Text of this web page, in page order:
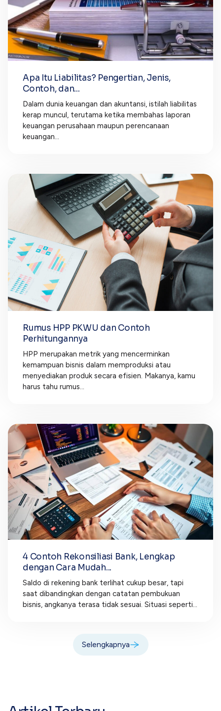
Apa Itu Liabilitas? Pengertian, Jenis,
Contoh, dan...
Dalam dunia keuangan dan akuntansi, istilah liabilitas
kerap muncul, terutama ketika membahas laporan
keuangan perusahaan maupun perencanaan
keuangan...
Rumus HPP PKWU dan Contoh
Perhitungannya
HPP merupakan metrik yang mencerminkan
kemampuan bisnis dalam memproduksi atau
menyediakan produk secara efisien. Makanya, kamu
harus tahu rumus...
4 Contoh Rekonsiliasi Bank, Lengkap
dengan Cara Mudah...
Saldo di rekening bank terlihat cukup besar, tapi
saat dibandingkan dengan catatan pembukuan
bisnis, angkanya terasa tidak sesuai. Situasi seperti...
Selengkapnya